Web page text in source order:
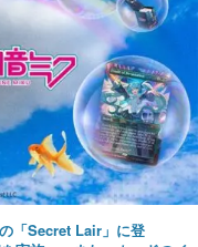
「Secret Lair」に登